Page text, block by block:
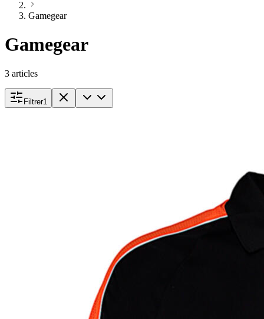
Gamegear
Gamegear
3 articles
Filtrer1